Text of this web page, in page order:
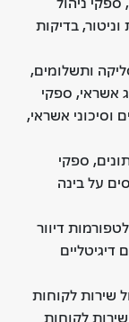
בדיקות
ותשלומים,
אשראי, ספקי
וסיכוני אשראי,
ספקי
על בינה
דיוור
שירות לקוחות
לקוחות